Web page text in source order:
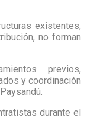
existentes,
no forman
previos,
y coordinación
durante el